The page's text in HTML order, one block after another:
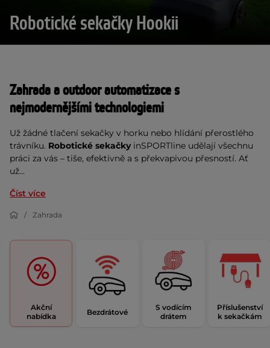
Robotické sekačky Hookii
Zahrada a outdoor automatizace s
nejmodernějšími technologiemi
Už žádné tlačení sekačky v horku nebo hlídání přerostlého
trávníku. Robotické sekačky inSPORTline udělají všechnu
práci za vás – tiše, efektivně a s překvapivou přesností. Ať
už...
Číst více
Zahrada
Akční
nabídka
Bezdrátové
S vodícím
drátem
Příslušenství
k sekačkám